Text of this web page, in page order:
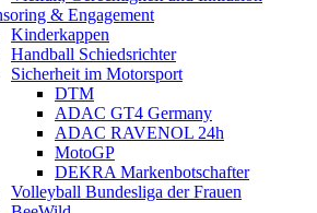
& Engagement
Kinderkappen
Handball Schiedsrichter
Sicherheit im Motorsport
DTM
ADAC GT4 Germany
ADAC RAVENOL 24h
MotoGP
DEKRA Markenbotschafter
Volleyball Bundesliga der Frauen